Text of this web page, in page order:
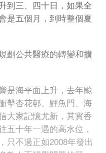
到三、四十日，如果全
是五個月，到時整個夏
劃公共醫療的轉變和擴
是海平面上升，去年颱
擊杏花邨、鯉魚門、海
大家記憶尤新，其實香
五十年一遇的高水位，
只不過正如2008年發出